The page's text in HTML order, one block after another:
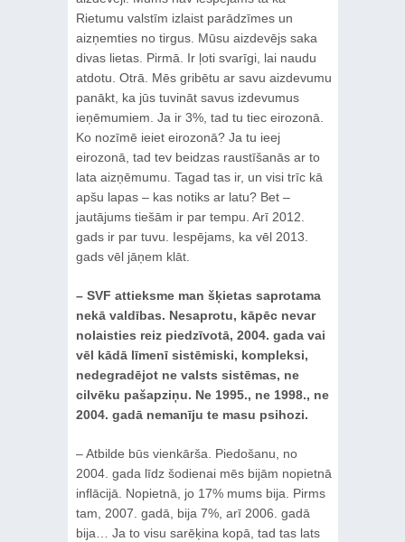
Rietumu valstīm izlaist parādzīmes un
aizņemties no tirgus. Mūsu aizdevējs saka
divas lietas. Pirmā. Ir ļoti svarīgi, lai naudu
atdotu. Otrā. Mēs gribētu ar savu aizdevumu
panākt, ka jūs tuvināt savus izdevumus
ieņēmumiem. Ja ir 3%, tad tu tiec eirozonā.
Ko nozīmē ieiet eirozonā? Ja tu ieej
eirozonā, tad tev beidzas raustīšanās ar to
lata aizņēmumu. Tagad tas ir, un visi trīc kā
apšu lapas – kas notiks ar latu? Bet –
jautājums tiešām ir par tempu. Arī 2012.
gads ir par tuvu. Iespējams, ka vēl 2013.
gads vēl jāņem klāt.
– SVF attieksme man šķietas saprotama
nekā valdības. Nesaprotu, kāpēc nevar
nolaisties reiz piedzīvotā, 2004. gada vai
vēl kādā līmenī sistēmiski, kompleksi,
nedegradējot ne valsts sistēmas, ne
cilvēku pašapziņu. Ne 1995., ne 1998., ne
2004. gadā nemanīju te masu psihozi.
– Atbilde būs vienkārša. Piedošanu, no
2004. gada līdz šodienai mēs bijām nopietnā
inflācijā. Nopietnā, jo 17% mums bija. Pirms
tam, 2007. gadā, bija 7%, arī 2006. gadā
bija… Ja to visu sarēķina kopā, tad tas lats